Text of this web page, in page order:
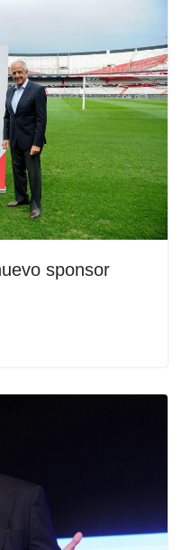
sponsor